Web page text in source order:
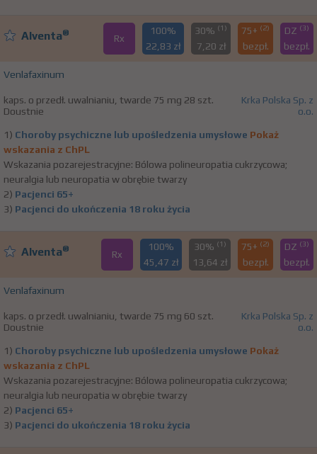
Alventa® Rx
100%
22,83 zł
30% (1)
7,20 zł
75+ (2)
bezpł.
DZ (3)
bezpł.
Venlafaxinum
kaps. o przedł. uwalnianiu, twarde 75 mg 28 szt.
Doustnie
Krka Polska Sp. z
o.o.
1) Choroby psychiczne lub upośledzenia umysłowe Pokaż
wskazania z ChPL
Wskazania pozarejestracyjne: Bólowa polineuropatia cukrzycowa;
neuralgia lub neuropatia w obrębie twarzy
2) Pacjenci 65+
3) Pacjenci do ukończenia 18 roku życia
Alventa® Rx
100%
45,47 zł
30% (1)
13,64 zł
75+ (2)
bezpł.
DZ (3)
bezpł.
Venlafaxinum
kaps. o przedł. uwalnianiu, twarde 75 mg 60 szt.
Doustnie
Krka Polska Sp. z
o.o.
1) Choroby psychiczne lub upośledzenia umysłowe Pokaż
wskazania z ChPL
Wskazania pozarejestracyjne: Bólowa polineuropatia cukrzycowa;
neuralgia lub neuropatia w obrębie twarzy
2) Pacjenci 65+
3) Pacjenci do ukończenia 18 roku życia